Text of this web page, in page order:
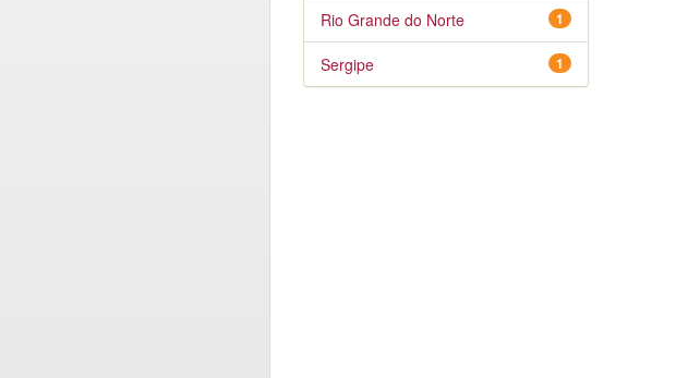
1
Rio Grande do Norte
1
Sergipe